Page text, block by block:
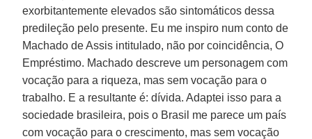
exorbitantemente elevados são sintomáticos dessa
predileção pelo presente. Eu me inspiro num conto de
Machado de Assis intitulado, não por coincidência, O
Empréstimo. Machado descreve um personagem com
vocação para a riqueza, mas sem vocação para o
trabalho. E a resultante é: dívida. Adaptei isso para a
sociedade brasileira, pois o Brasil me parece um país
com vocação para o crescimento, mas sem vocação